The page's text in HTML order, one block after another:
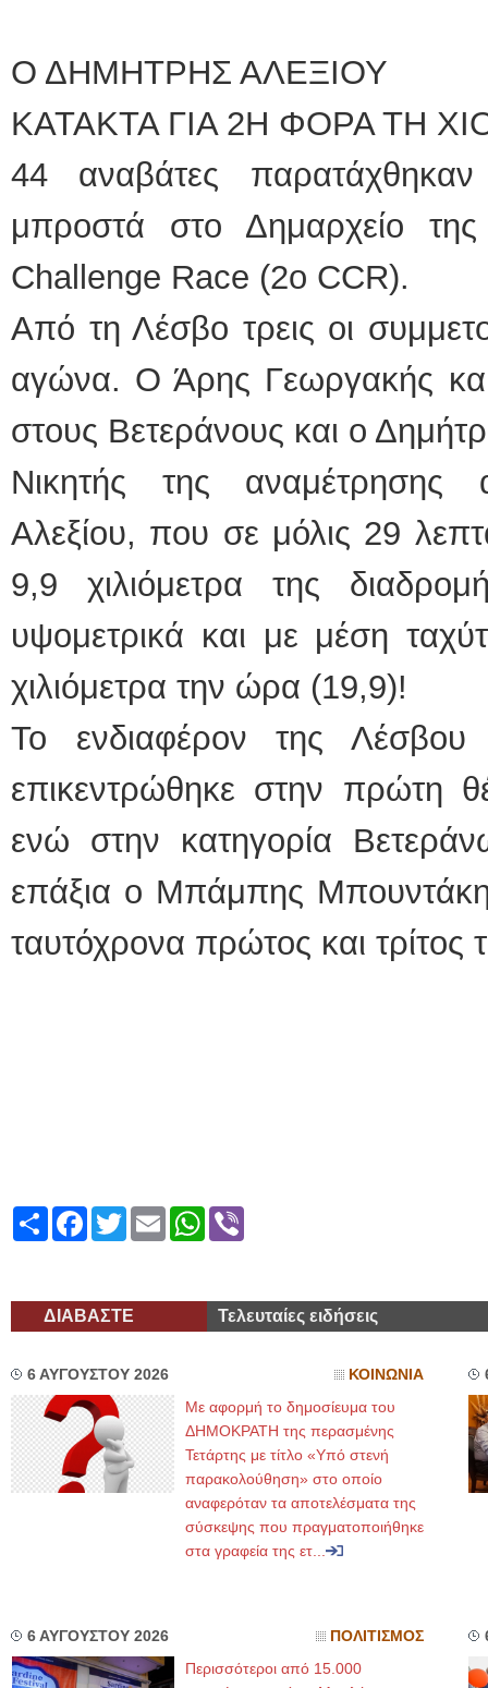
Ο ΔΗΜΗΤΡΗΣ ΑΛΕΞΙΟΥ
ΚΑΤΑΚΤΑ ΓΙΑ 2Η ΦΟΡΑ ΤΗ
44 αναβάτες
μπροστά στο Δημαρχείο
Challenge Race (2ο CCR).
Από τη Λέσβο τρεις οι
αγώνα. Ο Άρης Γεωργακής
στους Βετεράνους και ο
Νικητής της αναμέτρησης
Αλεξίου, που σε μόλις 29
9,9 χιλιόμετρα της
υψομετρικά και με μέση
χιλιόμετρα την ώρα (19,9)!
Το ενδιαφέρον της
επικεντρώθηκε στην πρώτη
ενώ στην κατηγορία
επάξια ο Μπάμπης
ταυτόχρονα πρώτος και τρίτος
ShareFacebook
TwitterEmailWhatsApp
ΔΙΑΒΑΣΤΕ Τελευταίες ειδήσεις
6 ΑΥΓΟΥΣΤΟΥ 2026 ΚΟΙΝΩΝΙΑ
Με αφορμή το δημοσίευμα του
ΔΗΜΟΚΡΑΤΗ της περασμένης
Τετάρτης με τίτλο «Υπό στενή
παρακολούθηση» στο οποίο
αναφερόταν τα αποτελέσματα της
σύσκεψης που πραγματοποιήθηκε
στα γραφεία της ετ...
6 ΑΥΓΟΥΣΤΟΥ 2026 ΠΟΛΙΤΙΣΜΟΣ
Περισσότεροι από 15.000